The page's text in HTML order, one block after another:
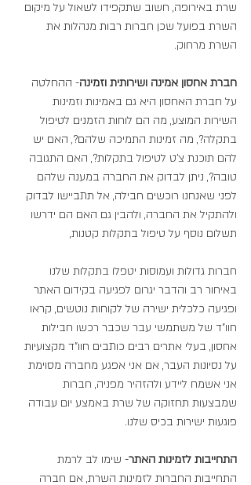
שרת באירופה, חשוב שתקפידו לשאול על מיקום
השרת בפועל שכן חברות רבות מנהלות את
השרת מרחוק.
חברת אחסון אמינה ושירותית וזמינה- ההחלטה
על חברת האחסון היא גם באמינות וזמינות
השירות המוצע, מה הם לוחות הזמנים לטיפול
בתקלה?, מה זמינות התמיכה שלהם?, האם יש
להם תוכנת צ'ט לטיפול בתקלות?, האם התגובה
טובה?, ניתן לבדוק את החברה במענה שלהם
לפני שאנחנו רוכשים חבילה, אל תתביישו לבדוק
ולהתקיל את החברה, ולהבין גם האם הם ידרשו
תשלום נוסף על טיפול בתקלות קטנות,
חברות גדולות ועמוסות יטפלו בתקלות שלנו
באיחור רב והדבר יגרום לפגיעה בקידום האתר
ופגיעה כלכלית ישירה של לקוחות נוטשים, קראו
חוו"ד של משתמשי עבר שכבר רכשו חבילות
אחסון, בעלי אתרים רבים כותבים חוו"ד מקצועיות
על נסיונות העבר, אם אני אפגע מחברה מסוימת
אני אשמח ליידע ולהזהיר מפניה, חברות
שמבצעות תחזוקה של שרת באמצע יום עבודה
פוגעות ישירות בכיס שלנו.
התחייבות לזמינות האתר- שימו לב לרמת
התחייבות החברות לזמינות השרת, אם חברה